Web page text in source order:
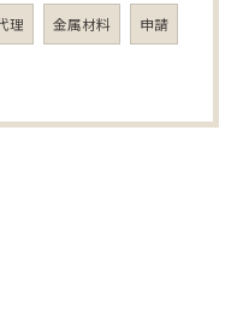
理 金属材料 申請